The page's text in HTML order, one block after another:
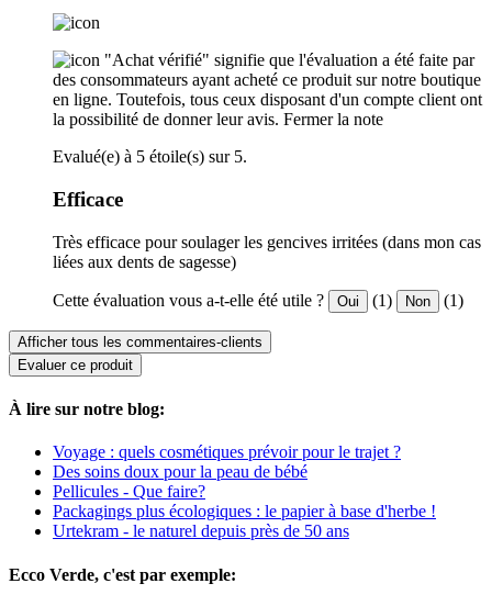
"Achat vérifié" signifie que l'évaluation a été faite par
des consommateurs ayant acheté ce produit sur notre boutique
en ligne. Toutefois, tous ceux disposant d'un compte client ont
la possibilité de donner leur avis. Fermer la note
Evalué(e) à 5 étoile(s) sur 5.
Efficace
Très efficace pour soulager les gencives irritées (dans mon cas
liées aux dents de sagesse)
Cette évaluation vous a-t-elle été utile ? Oui (1) Non (1)
Afficher tous les commentaires-clients
Evaluer ce produit
À lire sur notre blog:
Voyage : quels cosmétiques prévoir pour le trajet ?
Des soins doux pour la peau de bébé
Pellicules - Que faire?
Packagings plus écologiques : le papier à base d'herbe !
Urtekram - le naturel depuis près de 50 ans
Ecco Verde, c'est par exemple: